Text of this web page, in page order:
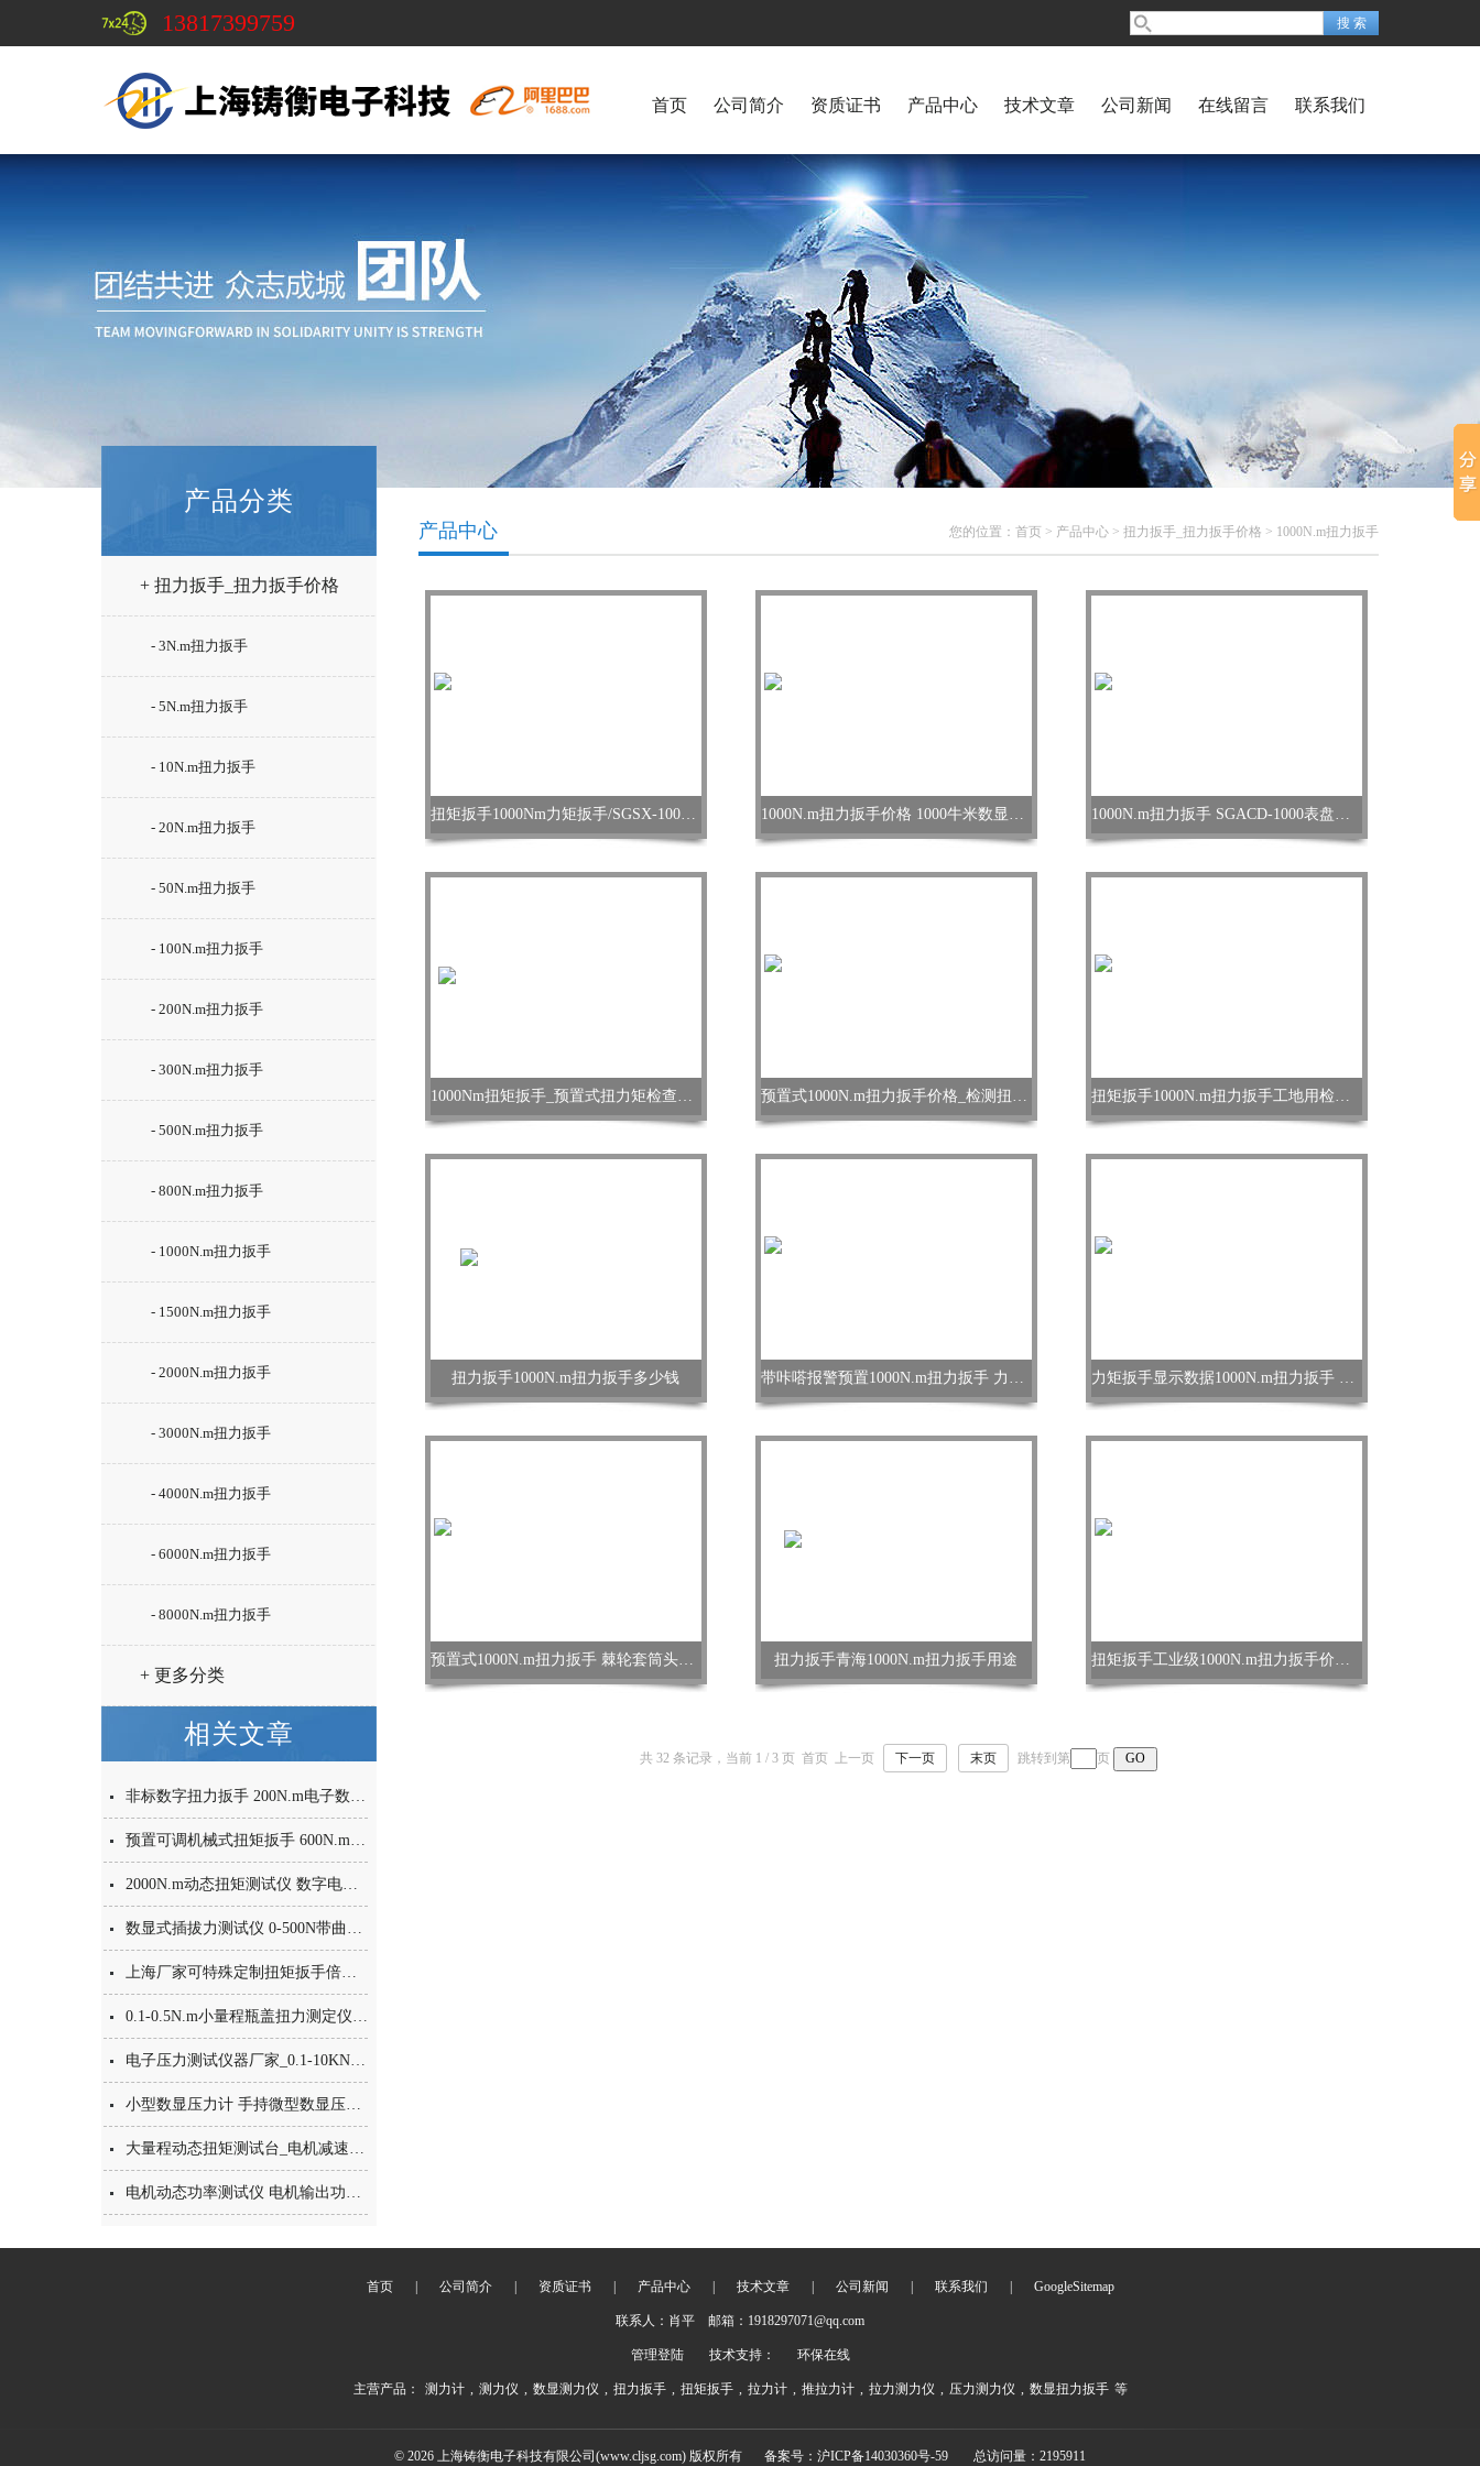
13817399759
首页 公司简介 资质证书 产品中心 技术文章 公司新闻 在线留言 联系我们
产品分类
+ 扭力扳手_扭力扳手价格
- 3N.m扭力扳手
- 5N.m扭力扳手
- 10N.m扭力扳手
- 20N.m扭力扳手
- 50N.m扭力扳手
- 100N.m扭力扳手
- 200N.m扭力扳手
- 300N.m扭力扳手
- 500N.m扭力扳手
- 800N.m扭力扳手
- 1000N.m扭力扳手
- 1500N.m扭力扳手
- 2000N.m扭力扳手
- 3000N.m扭力扳手
- 4000N.m扭力扳手
- 6000N.m扭力扳手
- 8000N.m扭力扳手
+ 更多分类
相关文章
非标数字扭力扳手 200N.m电子数显力矩扳手 多功能扭力数字扳手
预置可调机械式扭矩扳手 600N.m以下可调预置型扭力扳手品牌
2000N.m动态扭矩测试仪 数字电机扭矩试验台 动态扭矩在线检测仪
数显式插拔力测试仪 0-500N带曲线显示推拉力计价格
上海厂家可特殊定制扭矩扳手倍增器价格
0.1-0.5N.m小量程瓶盖扭力测定仪 数显瓶盖扭矩仪 带接口扭力计
电子压力测试仪器厂家_0.1-10KN小型数字式测压力仪
小型数显压力计 手持微型数显压力计 1-100N微型数显压力测力计
大量程动态扭矩测试台_电机减速机输出扭矩功率测试仪可按需求定制厂家
电机动态功率测试仪 电机输出功率测试仪 动态转速转矩检测仪价格
您的位置： 首页 > 产品中心 > 扭力扳手_扭力扳手价格 > 1000N.m扭力扳手
产品中心
扭矩扳手1000Nm力矩扳手/SGSX-1000数显力矩检测扳手 1000N.m扭力扳手价格 1000牛米数显扭矩扳手 1000N.m扭力扳手 SGACD-1000表盘扭矩扳手
1000Nm扭矩扳手_预置式扭力矩检查扳手 预置式1000N.m扭力扳手价格_检测扭矩扳手TG 扭矩扳手1000N.m扭力扳手工地用检测高强螺栓型扳手
扭力扳手1000N.m扭力扳手多少钱 带咔嗒报警预置1000N.m扭力扳手 力矩板子 力矩扳手显示数据1000N.m扭力扳手 数据输出扭矩扳手
预置式1000N.m扭力扳手 棘轮套筒头力矩工具 扭力扳手青海1000N.m扭力扳手用途 扭矩扳手工业级1000N.m扭力扳手价格_扭力测试扳手
共 32 条记录，当前 1 / 3 页 首页 上一页 下一页 末页 跳转到第 页
首页 公司简介 资质证书 产品中心 技术文章 公司新闻 联系我们 GoogleSitemap
联系人：肖平 邮箱：1918297071@qq.com
管理登陆 技术支持： 环保在线
主营产品： 测力计 , 测力仪 , 数显测力仪 , 扭力扳手 , 扭矩扳手 , 拉力计 , 推拉力计 , 拉力测力仪 , 压力测力仪 , 数显扭力扳手 等
© 2026 上海铸衡电子科技有限公司(www.cljsg.com) 版权所有 备案号：沪ICP备14030360号-59 总访问量：2195911